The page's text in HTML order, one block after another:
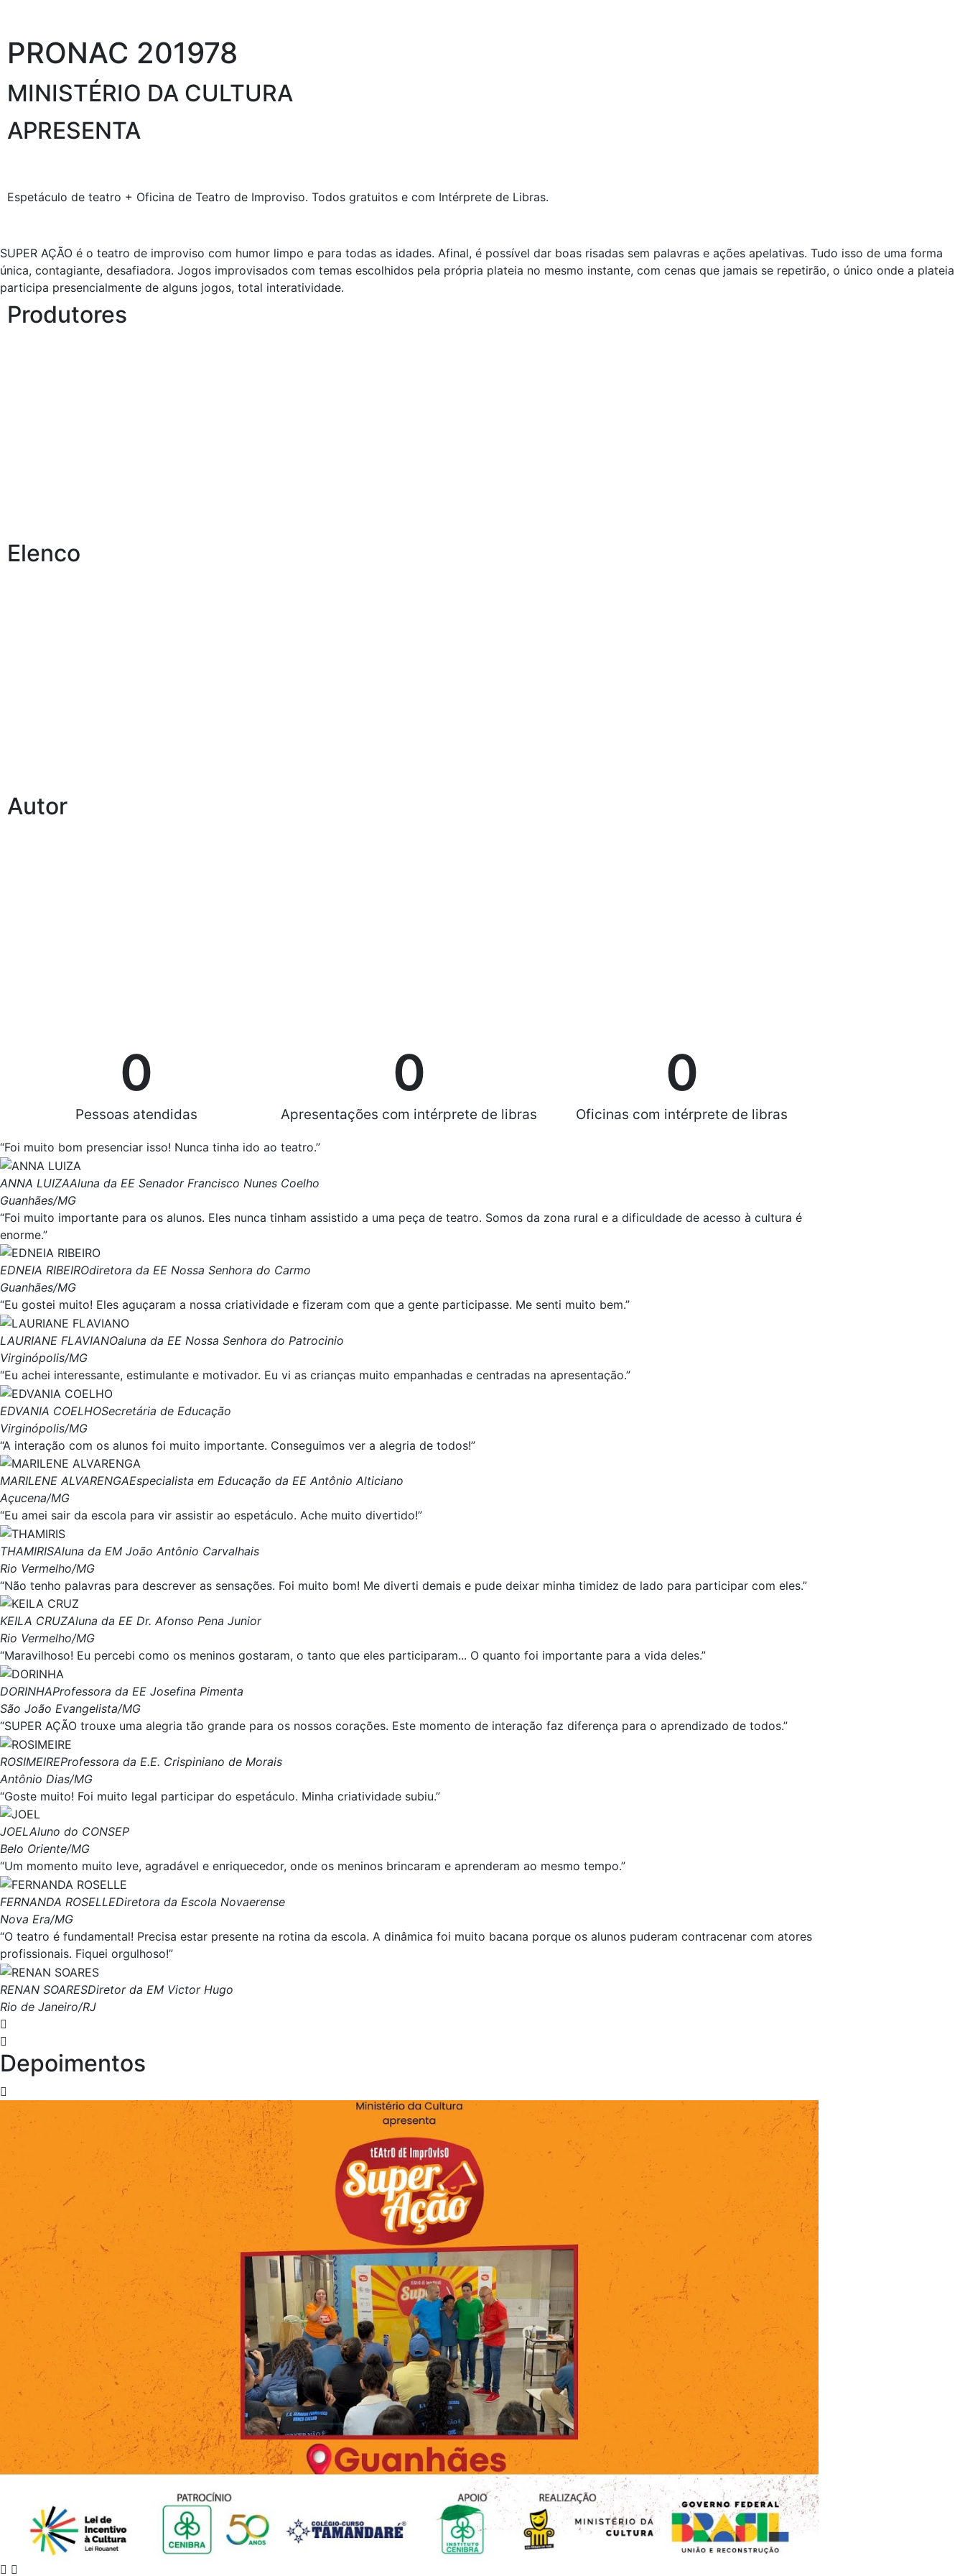
PRONAC 201978
MINISTÉRIO DA CULTURA
APRESENTA
Espetáculo de teatro + Oficina de Teatro de Improviso. Todos gratuitos e com Intérprete de Libras.
SUPER AÇÃO é o teatro de improviso com humor limpo e para todas as idades. Afinal, é possível dar boas risadas sem palavras e ações apelativas. Tudo isso de uma forma
única, contagiante, desafiadora. Jogos improvisados com temas escolhidos pela própria plateia no mesmo instante, com cenas que jamais se repetirão, o único onde a plateia
participa presencialmente de alguns jogos, total interatividade.
Produtores
Elenco
Autor
Pessoas atendidas
0
Apresentações com intérprete de libras
0
Oficinas com intérprete de libras
0
“Foi muito bom presenciar isso! Nunca tinha ido ao teatro.”
ANNA LUIZAAluna da EE Senador Francisco Nunes Coelho
Guanhães/MG
“Foi muito importante para os alunos. Eles nunca tinham assistido a uma peça de teatro. Somos da zona rural e a dificuldade de acesso à cultura é
enorme.”
EDNEIA RIBEIROdiretora da EE Nossa Senhora do Carmo
Guanhães/MG
“Eu gostei muito! Eles aguçaram a nossa criatividade e fizeram com que a gente participasse. Me senti muito bem.”
LAURIANE FLAVIANOaluna da EE Nossa Senhora do Patrocinio
Virginópolis/MG
“Eu achei interessante, estimulante e motivador. Eu vi as crianças muito empanhadas e centradas na apresentação.”
EDVANIA COELHOSecretária de Educação
Virginópolis/MG
“A interação com os alunos foi muito importante. Conseguimos ver a alegria de todos!”
MARILENE ALVARENGAEspecialista em Educação da EE Antônio Alticiano
Açucena/MG
“Eu amei sair da escola para vir assistir ao espetáculo. Ache muito divertido!”
THAMIRISAluna da EM João Antônio Carvalhais
Rio Vermelho/MG
“Não tenho palavras para descrever as sensações. Foi muito bom! Me diverti demais e pude deixar minha timidez de lado para participar com eles.”
KEILA CRUZAluna da EE Dr. Afonso Pena Junior
Rio Vermelho/MG
“Maravilhoso! Eu percebi como os meninos gostaram, o tanto que eles participaram... O quanto foi importante para a vida deles.”
DORINHAProfessora da EE Josefina Pimenta
São João Evangelista/MG
“SUPER AÇÃO trouxe uma alegria tão grande para os nossos corações. Este momento de interação faz diferença para o aprendizado de todos.”
ROSIMEIREProfessora da E.E. Crispiniano de Morais
Antônio Dias/MG
“Goste muito! Foi muito legal participar do espetáculo. Minha criatividade subiu.”
JOELAluno do CONSEP
Belo Oriente/MG
“Um momento muito leve, agradável e enriquecedor, onde os meninos brincaram e aprenderam ao mesmo tempo.”
FERNANDA ROSELLEDiretora da Escola Novaerense
Nova Era/MG
“O teatro é fundamental! Precisa estar presente na rotina da escola. A dinâmica foi muito bacana porque os alunos puderam contracenar com atores
profissionais. Fiquei orgulhoso!”
RENAN SOARESDiretor da EM Victor Hugo
Rio de Janeiro/RJ
Depoimentos